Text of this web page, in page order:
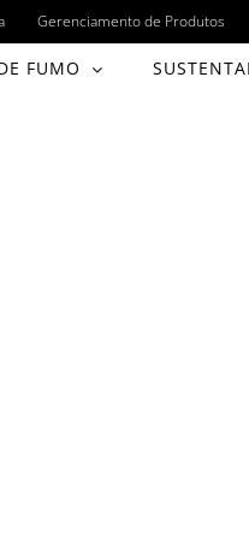
Gerenciamento de Produtos
FUMO